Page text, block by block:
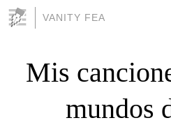
VANITY FEA
Mis
mundos